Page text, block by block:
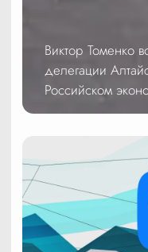
Виктор Томенко
делегации
Российском